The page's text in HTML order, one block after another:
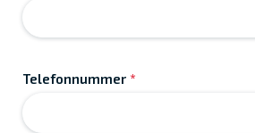
Telefonnummer *